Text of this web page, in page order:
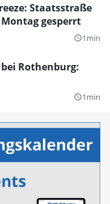
Staatsstraße
gesperrt
query_builder1min
Rothenburg:
query_builder1min